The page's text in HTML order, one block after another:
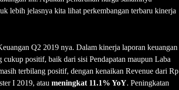
lebih jelasnya kita lihat perkembangan terbaru kinerja
Q2 2019 nya. Dalam kinerja laporan keuangan
positif, baik dari sisi Pendapatan maupun Laba
terbilang positif, dengan kenaikan Revenue dari Rp
I 2019, atau meningkat 11.1% YoY. Peningkatan